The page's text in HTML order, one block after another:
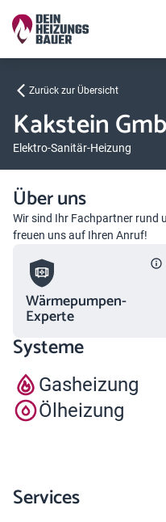
Zurück zur Übersicht
Kakstein
Elektro-Sanitär-Heizung
Über uns
Wir sind Ihr Fachpartner rund
freuen uns auf Ihren Anruf!
Wärmepumpen-
Experte
Systeme
Gasheizung
Ölheizung
Services